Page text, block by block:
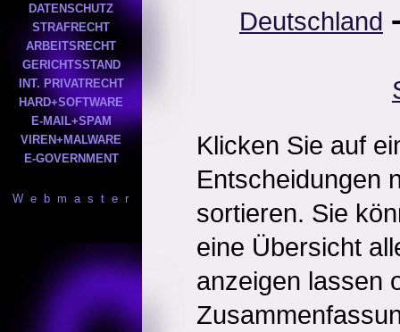
DATENSCHUTZ
STRAFRECHT
ARBEITSRECHT
GERICHTSSTAND
INT. PRIVATRECHT
HARD+SOFTWARE
E-MAIL+SPAM
VIREN+MALWARE
E-GOVERNMENT
W e b m a s t e r
Deutschland
Klicken Sie auf
Entscheidungen
sortieren. Sie
eine Übersicht
anzeigen lassen